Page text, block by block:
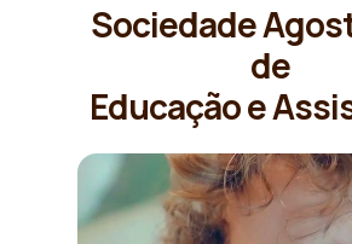
Sociedade
de
Educação e